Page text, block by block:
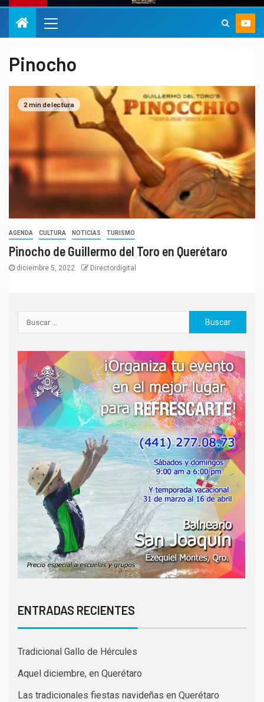
Pinocho
2 min de lectura
AGENDA CULTURA NOTICIAS TURISMO
Pinocho de Guillermo del Toro en Querétaro
diciembre 5, 2022 Directordigital
ENTRADAS RECIENTES
Tradicional Gallo de Hércules
Aquel diciembre, en Querétaro
Las tradicionales fiestas navideñas en Querétaro